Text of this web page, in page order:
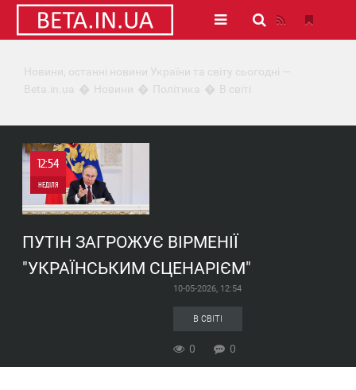
Новини, останні новини України та світу сьогодні —
Beta.in.ua
Новини Політика В світі
12:54
НЕДІЛЯ
0
ПУТІН ЗАГРОЖУЄ ВІРМЕНІЇ
"УКРАЇНСЬКИМ СЦЕНАРІЄМ"
10-05-2026, 12:54
В СВІТІ
0 0